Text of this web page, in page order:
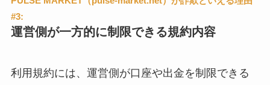
#3:
運営側が一方的に制限できる規約内容
利用規約には、運営側が口座や出金を制限できる